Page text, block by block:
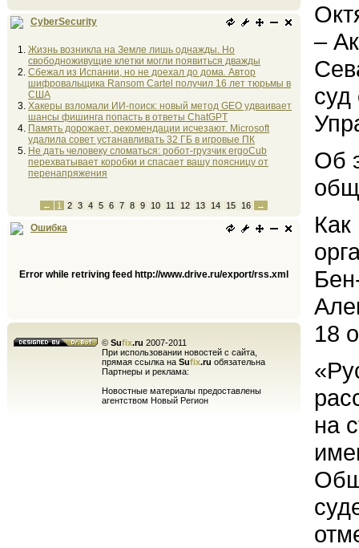
CyberSecurity
Жизнь возникла на Земле лишь однажды. Но
свободноживущие клетки могли появиться дважды
Сбежал из Испании, но не доехал до дома. Автор
шифровальщика Ransom Cartel получил 16 лет тюрьмы в
США
Хакеры взломали ИИ-поиск: новый метод GEO удваивает
шансы фишинга попасть в ответы ChatGPT
Память дорожает, рекомендации исчезают. Microsoft
удалила совет устанавливать 32 ГБ в игровые ПК
Не дать человеку сломаться: робот-грузчик ergoCub
перехватывает коробки и спасает вашу поясницу от
перенапряжения
← 1 2 3 4 5 6 7 8 9 10 11 12 13 14 15 16 →
Ошибка
Error while retriving feed http://www.drive.ru/export/rss.xml
© Sufix.ru 2007-2011
При использовании новостей с сайта,
прямая ссылка на Sufix.ru обязательна
Партнеры и реклама:
Новостные материалы предоставлены
агентством Новый Регион
–
суд
Об
Как
18
на